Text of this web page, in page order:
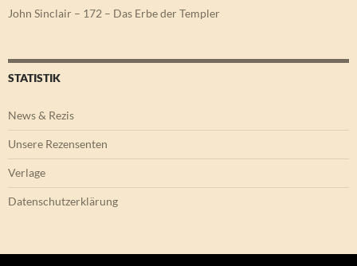
John Sinclair – 172 – Das Erbe der Templer
STATISTIK
News & Rezis
Unsere Rezensenten
Verlage
Datenschutzerklärung